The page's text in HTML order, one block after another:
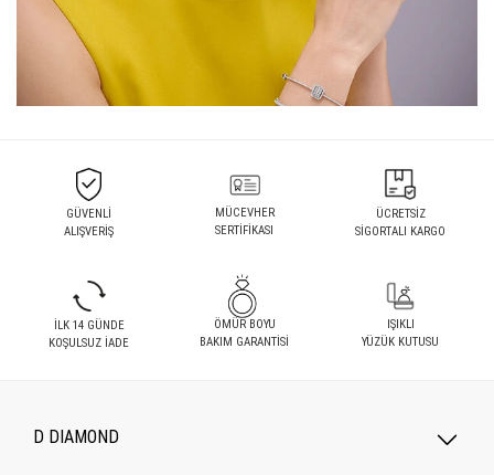
GÜVENLİ
ALIŞVERİŞ
MÜCEVHER
SERTİFİKASI
ÜCRETSİZ
SİGORTALI KARGO
İLK 14 GÜNDE
KOŞULSUZ İADE
ÖMÜR BOYU
BAKIM GARANTİSİ
IŞIKLI
YÜZÜK KUTUSU
D DIAMOND